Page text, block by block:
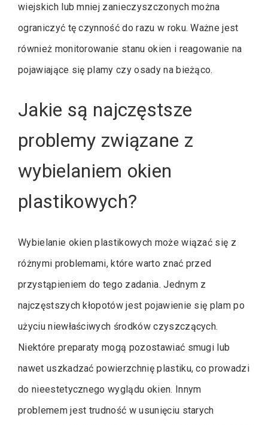
wiejskich lub mniej zanieczyszczonych można
ograniczyć tę czynność do razu w roku. Ważne jest
również monitorowanie stanu okien i reagowanie na
pojawiające się plamy czy osady na bieżąco.
Jakie są najczęstsze
problemy związane z
wybielaniem okien
plastikowych?
Wybielanie okien plastikowych może wiązać się z
różnymi problemami, które warto znać przed
przystąpieniem do tego zadania. Jednym z
najczęstszych kłopotów jest pojawienie się plam po
użyciu niewłaściwych środków czyszczących.
Niektóre preparaty mogą pozostawiać smugi lub
nawet uszkadzać powierzchnię plastiku, co prowadzi
do nieestetycznego wyglądu okien. Innym
problemem jest trudność w usunięciu starych